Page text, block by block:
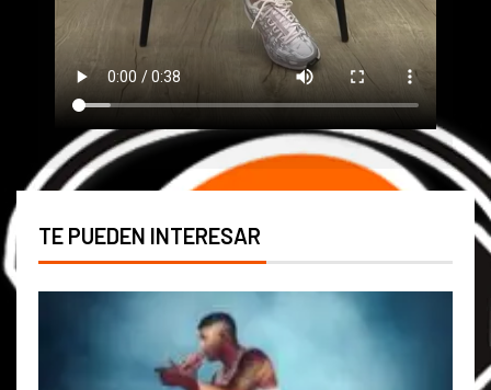
TE PUEDEN INTERESAR